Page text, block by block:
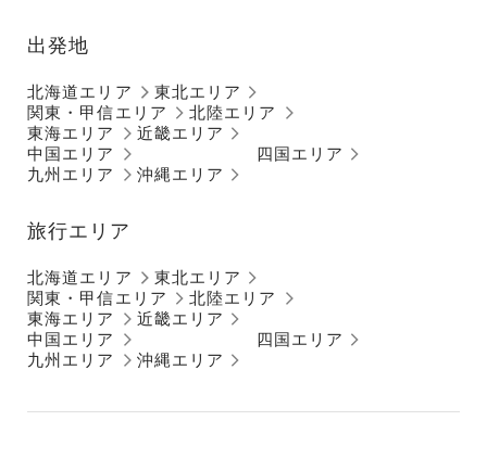
出発地
北海道エリア
東北エリア
関東・甲信エリア
北陸エリア
東海エリア
近畿エリア
中国エリア
四国エリア
九州エリア
沖縄エリア
旅行エリア
北海道エリア
東北エリア
関東・甲信エリア
北陸エリア
東海エリア
近畿エリア
中国エリア
四国エリア
九州エリア
沖縄エリア